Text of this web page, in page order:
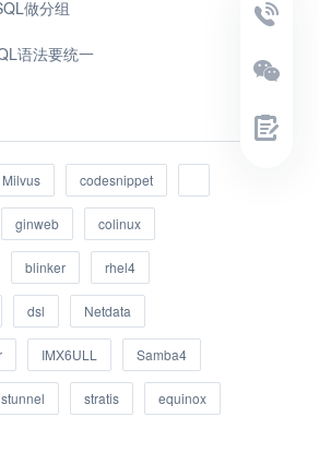
做分组
语法要统一
Milvus codesnippet
ginweb colinux
blinker rhel4
dsl Netdata
IMX6ULL Samba4
stunnel stratis equinox